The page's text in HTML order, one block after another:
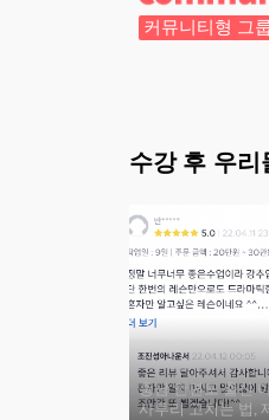
커뮤니티형 그
수강 후 우리
충남 안면도 출신
사투리 고치는 법, 제대로 알려